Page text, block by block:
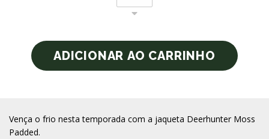
Vença o frio nesta temporada com a jaqueta Deerhunter Moss
Padded.